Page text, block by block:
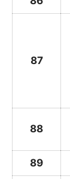
87
88
89